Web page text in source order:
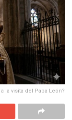
la visita del Papa León?